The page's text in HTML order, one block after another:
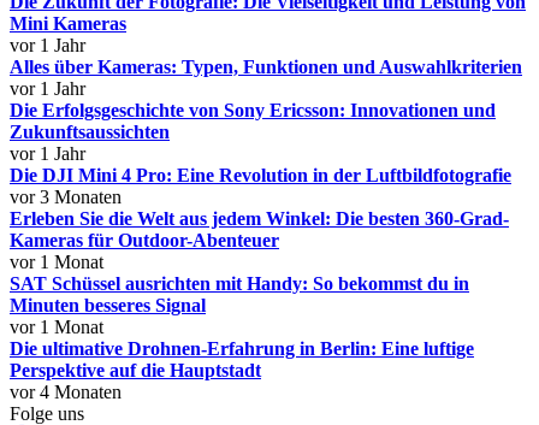
Mini Kameras
vor 1 Jahr
Alles über Kameras: Typen, Funktionen und Auswahlkriterien
vor 1 Jahr
Die Erfolgsgeschichte von Sony Ericsson: Innovationen und
Zukunftsaussichten
vor 1 Jahr
Die DJI Mini 4 Pro: Eine Revolution in der Luftbildfotografie
vor 3 Monaten
Erleben Sie die Welt aus jedem Winkel: Die besten 360-Grad-
Kameras für Outdoor-Abenteuer
vor 1 Monat
SAT Schüssel ausrichten mit Handy: So bekommst du in
Minuten besseres Signal
vor 1 Monat
Die ultimative Drohnen-Erfahrung in Berlin: Eine luftige
Perspektive auf die Hauptstadt
vor 4 Monaten
Folge uns